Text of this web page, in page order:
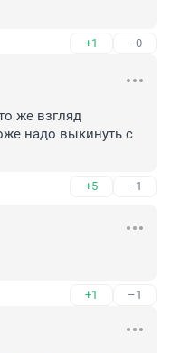
+1 –0
же взгляд
надо выкинуть с
+5 –1
+1 –1